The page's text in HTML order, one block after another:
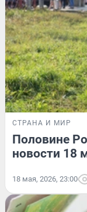
СТРАНА И МИР
Половине
новости 18
18 мая, 2026, 23:00